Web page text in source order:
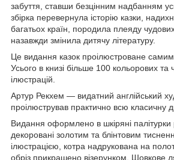
забуття, ставши безцінним надбанням
збірка перевернула історію казки,
багатьох країн, породила плеяду чудових
назавжди змінила дитячу літературу.⠀
Це видання казок проілюстроване
Усього в книзі більше 100 кольорових та
ілюстрацій.
Артур Рекхем — видатний англійський
проілюстрував практично всю класичну
Видання оформлено в шкіряні палітурки
декоровані золотим та блінтовим
ілюстрацією, котра надрукована на
обріз прикрашено візерунком. Шовкове